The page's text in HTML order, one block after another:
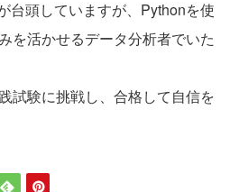
台頭していますが、Pythonを使
を活かせるデータ分析者でいた
試験に挑戦し、合格して自信を